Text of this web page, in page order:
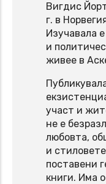
Вигдис
г. в
Изучавала
и
живее в
участ и
не е
любовта,
и
поставени
книги. Има